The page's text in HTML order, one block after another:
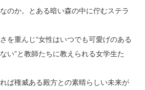
のか。とある暗い森の中に佇むステラ
を重んじ“女性はいつでも可愛げのある
い”と教師たちに教えられる女学生た
ば権威ある殿方との素晴らしい未来が